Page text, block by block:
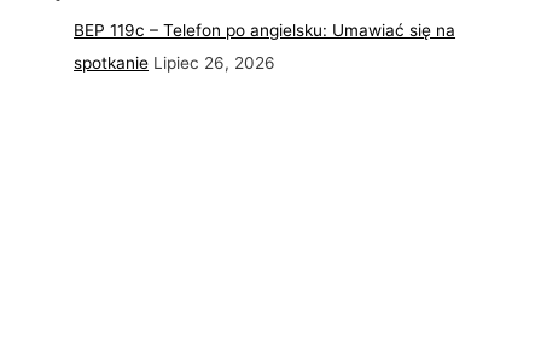
BEP 119c – Telefon po angielsku: Umawiać się na
spotkanie Lipiec 26, 2026